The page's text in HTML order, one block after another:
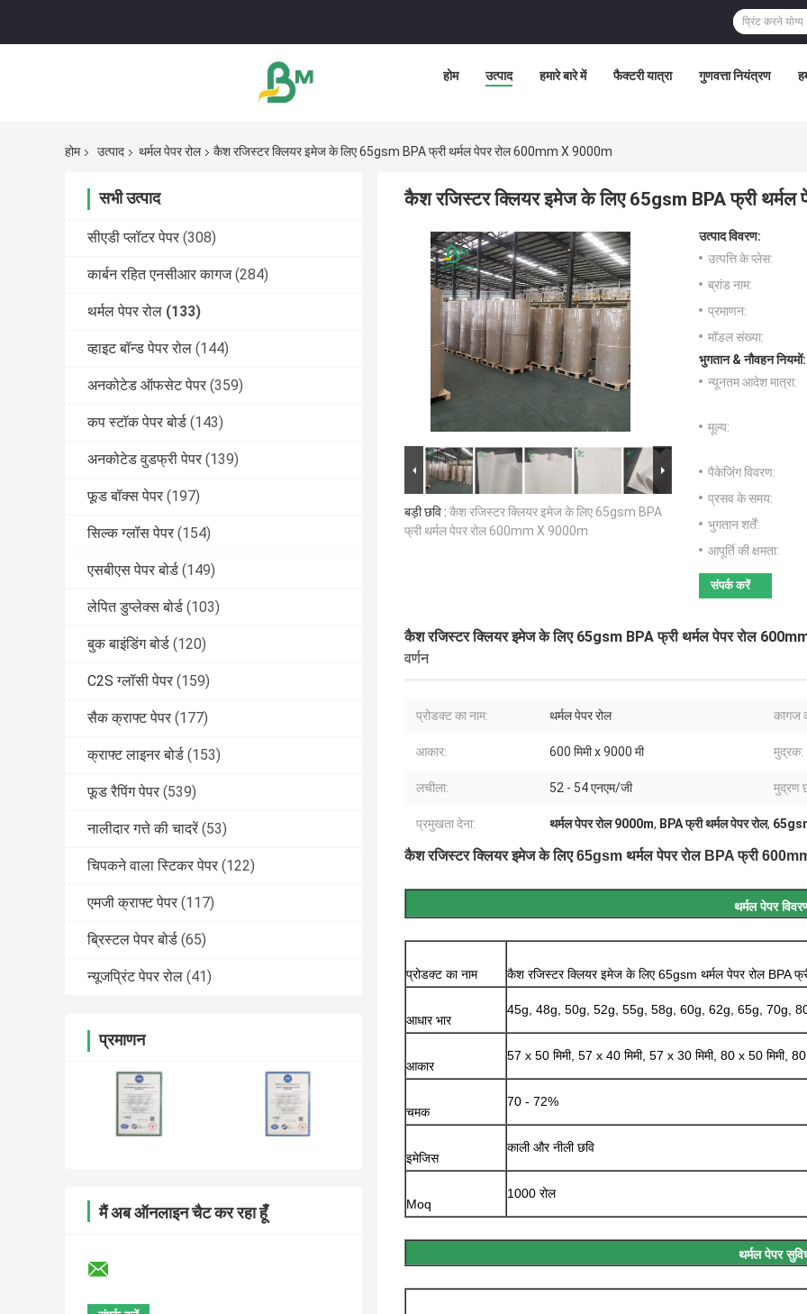
होम उत्पाद हमारे बारे में फैक्टरी यात्रा गुणवत्ता नियंत्रण
होम उत्पाद थर्मल पेपर रोल कैश रजिस्टर क्लियर इमेज के लिए 65gsm BPA फ्री थर्मल पेपर रोल 600mm X 9000m
सभी उत्पाद
सीएडी प्लॉटर पेपर (308)
कार्बन रहित एनसीआर कागज (284)
थर्मल पेपर रोल (133)
व्हाइट बॉन्ड पेपर रोल (144)
अनकोटेड ऑफसेट पेपर (359)
कप स्टॉक पेपर बोर्ड (143)
अनकोटेड वुडफ्री पेपर (139)
फूड बॉक्स पेपर (197)
सिल्क ग्लॉस पेपर (154)
एसबीएस पेपर बोर्ड (149)
लेपित डुप्लेक्स बोर्ड (103)
बुक बाइंडिंग बोर्ड (120)
C2S ग्लॉसी पेपर (159)
सैक क्राफ्ट पेपर (177)
क्राफ्ट लाइनर बोर्ड (153)
फूड रैपिंग पेपर (539)
नालीदार गत्ते की चादरें (53)
चिपकने वाला स्टिकर पेपर (122)
एमजी क्राफ्ट पेपर (117)
ब्रिस्टल पेपर बोर्ड (65)
न्यूजप्रिंट पेपर रोल (41)
प्रमाणन
मैं अब ऑनलाइन चैट कर रहा हूँ
कैश रजिस्टर क्लियर इमेज के लिए 65gsm BPA फ्री थर्मल
बड़ी छवि : कैश रजिस्टर क्लियर इमेज के लिए 65gsm BPA
फ्री थर्मल पेपर रोल 600mm X 9000m
उत्पाद विवरण:
उत्पत्ति के प्लेस:
ब्रांड नाम:
प्रमाणन:
मॉडल संख्या:
भुगतान & नौवहन नियमों:
न्यूनतम आदेश मात्रा:
मूल्य:
पैकेजिंग विवरण:
प्रसव के समय:
भुगतान शर्तें:
आपूर्ति की क्षमता:
संपर्क करें
कैश रजिस्टर क्लियर इमेज के लिए 65gsm BPA फ्री थर्मल पेपर रोल
वर्णन
प्रोडक्ट का नाम: थर्मल पेपर रोल कागज
आकार: 600 मिमी x 9000 मी मुद्रक:
लचीला: 52 - 54 एनएम/जी मुद्रण
प्रमुखता देना: थर्मल पेपर रोल 9000m, BPA फ्री थर्मल पेपर रोल,
कैश रजिस्टर क्लियर इमेज के लिए 65gsm थर्मल पेपर रोल BPA फ्री
थर्मल पेपर
प्रोडक्ट का नाम कैश रजिस्टर क्लियर इमेज के लिए 65gsm थर्मल पेपर रोल BPA
आधार भार
45g, 48g, 50g, 52g, 55g, 58g, 60g, 62g, 65g, 70g,
आकार
57 x 50 मिमी, 57 x 40 मिमी, 57 x 30 मिमी, 80 x 50 मिमी,
चमक
70 - 72%
इमेजिस
काली और नीली छवि
Moq
1000 रोल
थर्मल पेपर